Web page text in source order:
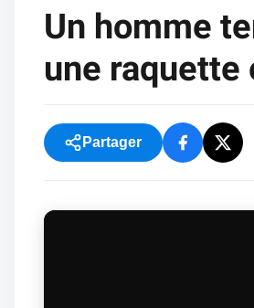
Un homme
une
Partager